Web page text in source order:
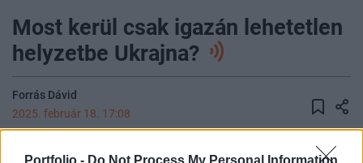
Portfolio - Do Not Process My Personal Information
Most kerül csak igazán lehetetlen
helyzetbe Ukrajna?
Forrás Dávid
2025. február 18. 17:08
Már meghallgatható a Portfolio Checklist keddi